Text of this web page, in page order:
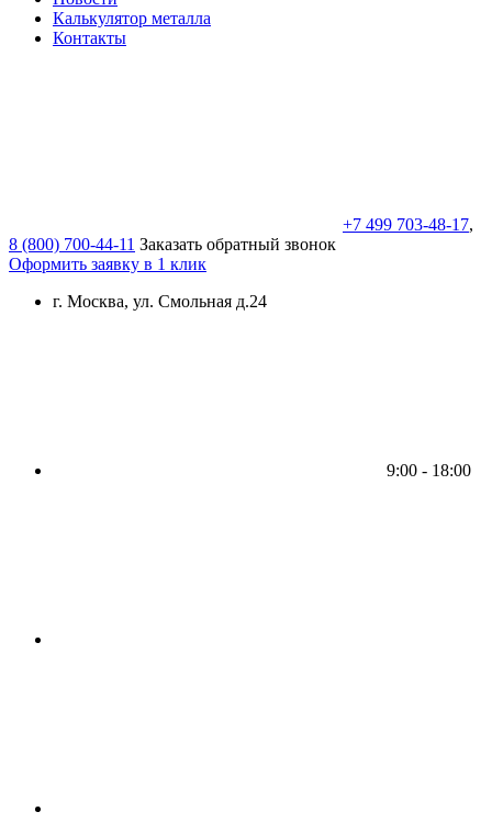
Калькулятор металла
Контакты
+7 499 703-48-17,
8 (800) 700-44-11 Заказать обратный звонок
Оформить заявку в 1 клик
г. Москва, ул. Смольная д.24
9:00 - 18:00